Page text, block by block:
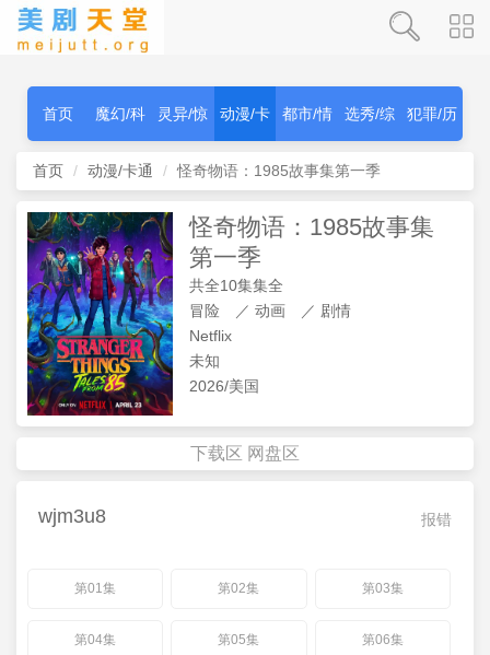
首页 魔幻/科
幻
灵异/惊
秫
动漫/卡
通
都市/情
感
选秀/综
艺
犯罪/历
首页 动漫/卡通 怪奇物语：1985故事集第一季
怪奇物语：1985故事集
第一季
共全10集集全
冒险
／ 动画 ／ 剧情
Netflix
未知
2026/美国
下载区 网盘区
报错
wjm3u8
第01集 第02集 第03集
第04集 第05集 第06集